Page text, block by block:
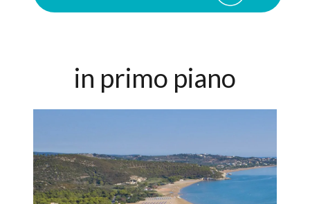
in primo piano